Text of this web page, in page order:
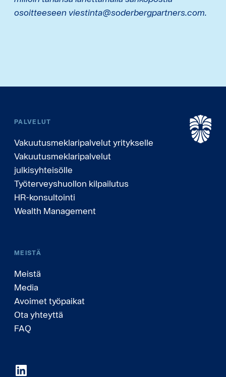
osoitteeseen viestinta@soderbergpartners.com.
PALVELUT
Vakuutusmeklaripalvelut yritykselle
Vakuutusmeklaripalvelut
julkisyhteisölle
Työterveyshuollon kilpailutus
HR-konsultointi
Wealth Management
MEISTÄ
Meistä
Media
Avoimet työpaikat
Ota yhteyttä
FAQ